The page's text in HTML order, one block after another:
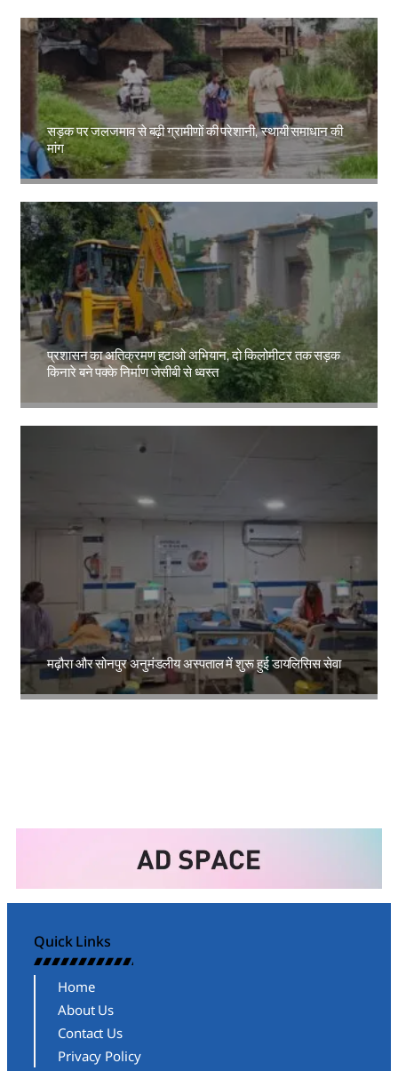
सड़क पर जलजमाव से बढ़ी ग्रामीणों की परेशानी, स्थायी समाधान की
मांग
Amit Lekh
प्रशासन का अतिक्रमण हटाओ अभियान, दो किलोमीटर तक सड़क
किनारे बने पक्के निर्माण जेसीबी से ध्वस्त
मढ़ौरा और सोनपुर अनुमंडलीय अस्पताल में शुरू हुई डायलिसिस सेवा
Amit Lekh
Quick Links
Home
About Us
Contact Us
Privacy Policy